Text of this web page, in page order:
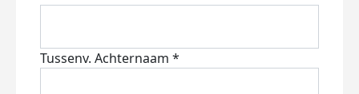
Tussenv. Achternaam *